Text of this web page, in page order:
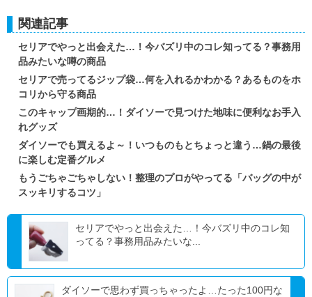
関連記事
セリアでやっと出会えた…！今バズリ中のコレ知ってる？事務用
品みたいな噂の商品
セリアで売ってるジップ袋…何を入れるかわかる？あるものをホ
コリから守る商品
このキャップ画期的…！ダイソーで見つけた地味に便利なお手入
れグッズ
ダイソーでも買えるよ～！いつものもとちょっと違う…鍋の最後
に楽しむ定番グルメ
もうごちゃごちゃしない！整理のプロがやってる「バッグの中が
スッキリするコツ」
セリアでやっと出会えた…！今バズリ中のコレ知
ってる？事務用品みたいな...
ダイソーで思わず買っちゃったよ…たった100円な